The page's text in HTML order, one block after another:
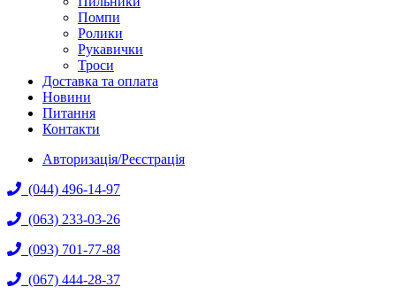
Помпи
Ролики
Рукавички
Троси
Доставка та оплата
Новини
Питання
Контакти
Авторизація/Реєстрація
(044) 496-14-97
(063) 233-03-26
(093) 701-77-88
(067) 444-28-37